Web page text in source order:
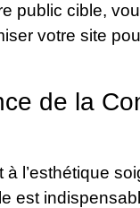
public cible,
votre site
de la
à l’esthétique
est